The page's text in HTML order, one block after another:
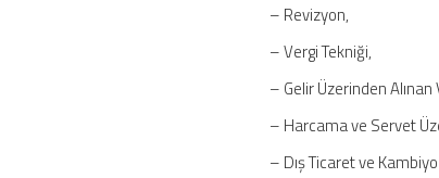
– Revizyon,
– Vergi Tekniği,
– Gelir Üzerinden Alınan
– Harcama ve Servet
– Dış Ticaret ve